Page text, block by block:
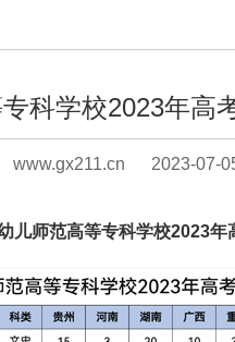
科学校2023年高
www.gx211.cn 2023-07-
儿师范高等专科学校2023